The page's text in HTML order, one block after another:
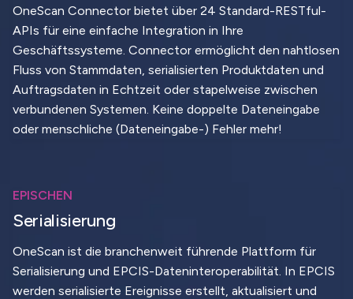
OneScan Connector bietet über 24 Standard-RESTful-
APIs für eine einfache Integration in Ihre
Geschäftssysteme. Connector ermöglicht den nahtlosen
Fluss von Stammdaten, serialisierten Produktdaten und
Auftragsdaten in Echtzeit oder stapelweise zwischen
verbundenen Systemen. Keine doppelte Dateneingabe
oder menschliche (Dateneingabe-) Fehler mehr!
EPISCHEN
Serialisierung
OneScan ist die branchenweit führende Plattform für
Serialisierung und EPCIS-Dateninteroperabilität. In EPCIS
werden serialisierte Ereignisse erstellt, aktualisiert und